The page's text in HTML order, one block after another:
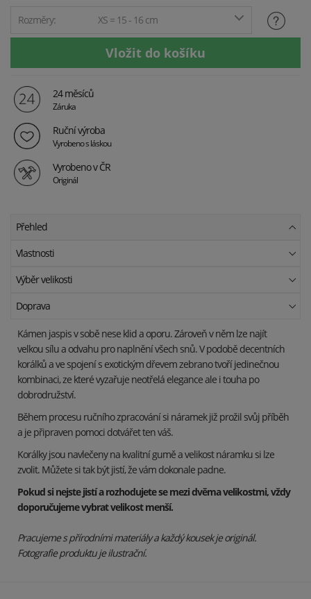
Rozměry: XS = 15 - 16 cm
24 měsíců
Záruka
Ruční výroba
Vyrobeno s láskou
Vyrobeno v ČR
Originál
Přehled
Vlastnosti
Výběr velikosti
Doprava
Kámen jaspis v sobě nese klid a oporu. Zároveň v něm lze najít
velkou sílu a odvahu pro naplnění všech snů. V podobě decentních
korálků a ve spojení s exotickým dřevem zebrano tvoří jedinečnou
kombinaci, ze které vyzařuje neotřelá elegance ale i touha po
dobrodružství.
Během procesu ručního zpracování si náramek již prožil svůj příběh
a je připraven pomoci dotvářet ten váš.
Korálky jsou navlečeny na kvalitní gumě a velikost náramku si lze
zvolit. Můžete si tak být jistí, že vám dokonale padne.
Pokud si nejste jistí a rozhodujete se mezi dvěma velikostmi, vždy
doporučujeme vybrat velikost menší.
Pracujeme s přírodními materiály a každý kousek je originál.
Fotografie produktu je ilustrační.